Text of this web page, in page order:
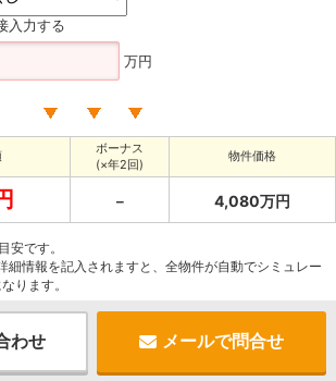
入力する
万円
ボーナス
(×年2回)
物件価格
－ 4,080万円
安です。
細情報を記入されますと、全物件が自動でシミュレー
ります。
わせ メールで問合せ